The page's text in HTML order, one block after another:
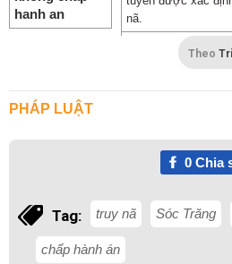
nã.
Theo
PHÁP LUẬT
0Chia
Tag: truy nã Sóc Trăng
chấp hành án